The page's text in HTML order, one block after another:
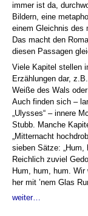
immer ist da,
Bildern, eine
einem Gleichnis des
Das macht den
diesen Passagen
Viele Kapitel stellen
Erzählungen dar,
Weiße des Wals
Auch finden sich –
„Ulysses“ – innere
Stubb. Manche
„Mitternacht
sieben Sätze:
Reichlich zuviel
Hum, hum, hum. Wir
her mit ’nem Glas
weiter…